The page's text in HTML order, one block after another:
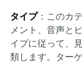
タイプ：このカ
メント、音声と
イプに従って、
類します。ター